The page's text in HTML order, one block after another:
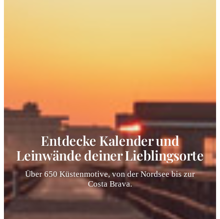
Entdecke Kalender und
Leinwände deiner Lieblingsorte
Über 650 Küstenmotive, von der Nordsee bis zur
Costa Brava.